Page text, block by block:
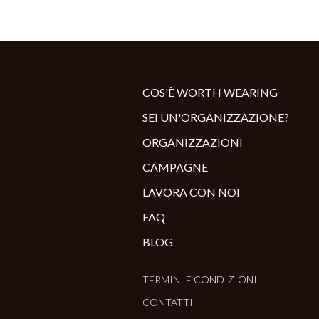
COS'È WORTH WEARING
SEI UN'ORGANIZZAZIONE?
ORGANIZZAZIONI
CAMPAGNE
LAVORA CON NOI
FAQ
BLOG
TERMINI E CONDIZIONI
CONTATTI